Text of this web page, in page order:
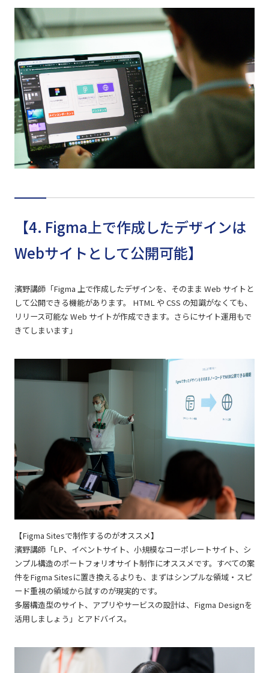
【4. Figma上で作成したデザインは
Webサイトとして公開可能】
濱野講師「Figma 上で作成したデザインを、そのまま Web サイトと
して公開できる機能があります。 HTML や CSS の知識がなくても、
リリース可能な Web サイトが作成できます。さらにサイト運用もで
きてしまいます」
【Figma Sitesで制作するのがオススメ】
濱野講師「LP、イベントサイト、小規模なコーポレートサイト、シ
ンプル構造のポートフォリオサイト制作にオススメです。すべての案
件をFigma Sitesに置き換えるよりも、まずはシンプルな領域・スピ
ード重視の領域から試すのが現実的です。
多層構造型のサイト、アプリやサービスの設計は、Figma Designを
活用しましょう」とアドバイス。